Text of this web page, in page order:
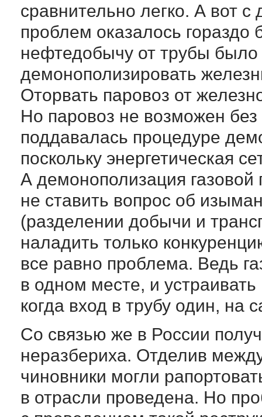
сравнительно легко. А вот
проблем оказалось
нефтедобычу от трубы
демонополизировать
Оторвать паровоз от
Но паровоз не возможен
поддавалась процедуре
поскольку энергетическая
А демонополизация
не ставить вопрос об
(разделении добычи и
наладить только
все равно проблема. Ведь
в одном месте, и
когда вход в трубу один,
Со связью же в России
неразбериха. Отделив
чиновники могли
в отрасли проведена. Но